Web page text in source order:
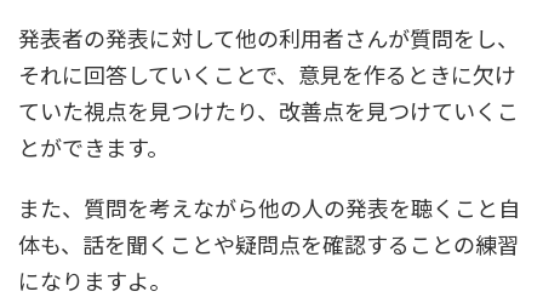
発表者の発表に対して他の利用者さんが質問をし、
それに回答していくことで、意見を作るときに欠け
ていた視点を見つけたり、改善点を見つけていくこ
とができます。
また、質問を考えながら他の人の発表を聴くこと自
体も、話を聞くことや疑問点を確認することの練習
になりますよ。